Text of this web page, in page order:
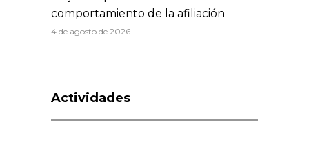
comportamiento de la afiliación
4 de agosto de 2026
Actividades